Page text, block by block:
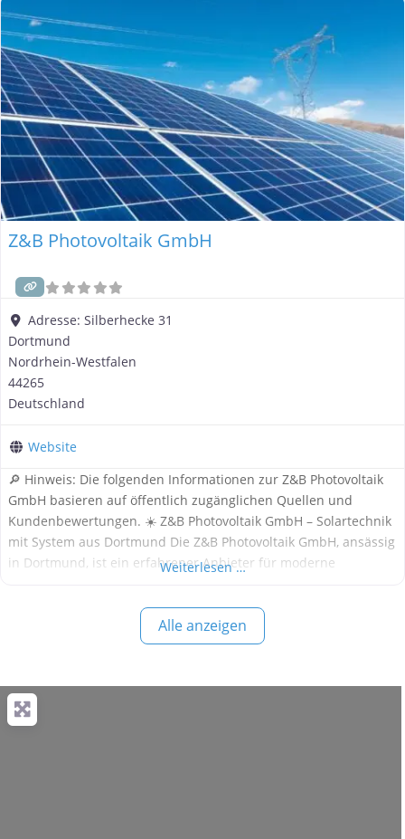
Firma, Solar-SunEnergy24 GmbH, hat sich auf die Planung,
Z&B Photovoltaik GmbH
Adresse: Silberhecke 31
Dortmund
Nordrhein-Westfalen
44265
Deutschland
Website
🔎 Hinweis: Die folgenden Informationen zur Z&B Photovoltaik
GmbH basieren auf öffentlich zugänglichen Quellen und
Kundenbewertungen. ☀️ Z&B Photovoltaik GmbH – Solartechnik
mit System aus Dortmund Die Z&B Photovoltaik GmbH, ansässig
in Dortmund, ist ein erfahrener Anbieter für moderne
Das Unternehmen begleitet seine Kundinnen und Kunden von
der ersten Beratung bis zur schlüsselfertigen Installation
Weiterlesen …
Alle anzeigen